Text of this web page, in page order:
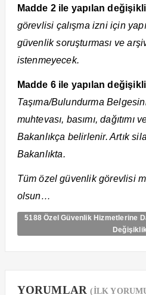
Madde 2 ile yapılan
görevlisi çalışma izni için
güvenlik soruşturması ve
istenmeyecek.
Madde 6 ile yapılan
Taşıma/Bulundurma
muhtevası, basımı, dağıtımı
Bakanlıkça belirlenir. Artık
Bakanlıkta.
Tüm özel güvenlik görevlisi
olsun…
5188 Özel Güvenlik Hizmetlerine
Değişiklik
YORUMLAR(İLK